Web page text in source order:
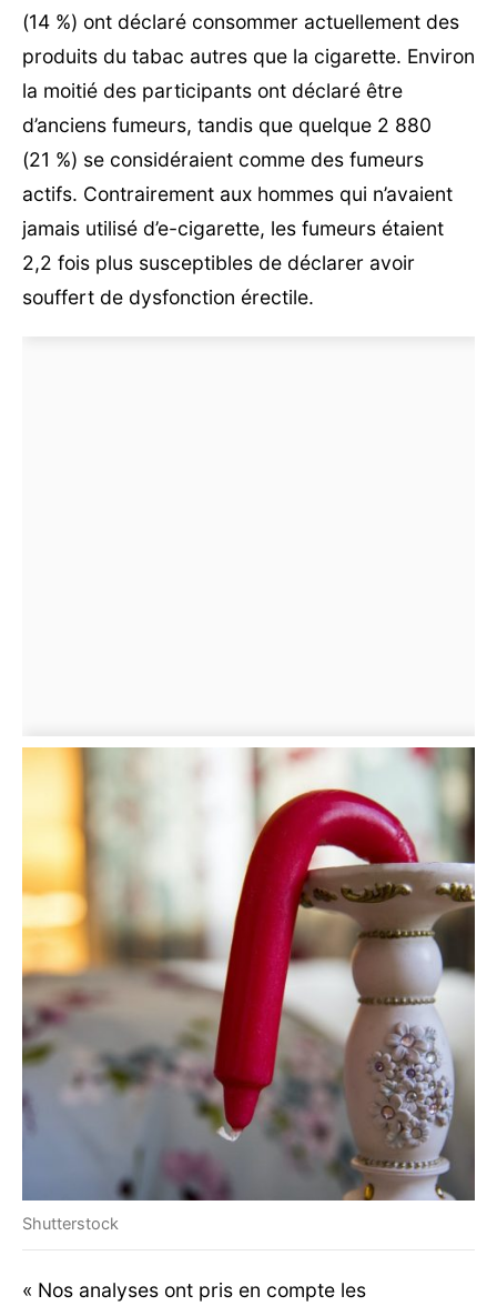
(14 %) ont déclaré consommer actuellement des
produits du tabac autres que la cigarette. Environ
la moitié des participants ont déclaré être
d’anciens fumeurs, tandis que quelque 2 880
(21 %) se considéraient comme des fumeurs
actifs. Contrairement aux hommes qui n’avaient
jamais utilisé d’e-cigarette, les fumeurs étaient
2,2 fois plus susceptibles de déclarer avoir
souffert de dysfonction érectile.
Shutterstock
« Nos analyses ont pris en compte les